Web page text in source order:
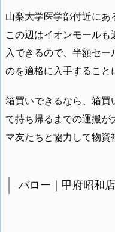
山梨大学医学部付近にあ
この辺はイオンモール
入できるので、半額セ
のを適格に入手すること
箱買いできるなら、箱買
て持ち帰るまでの運搬が
マ友たちと協力して物資
バロー｜甲府昭和店